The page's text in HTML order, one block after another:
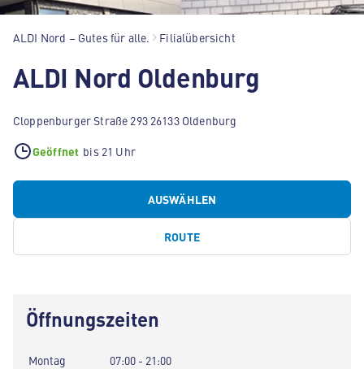
ALDI Nord – Gutes für alle. Filialübersicht
ALDI Nord Oldenburg
Cloppenburger Straße 293 26133 Oldenburg
Geöffnet bis 21 Uhr
AUSWÄHLEN
ROUTE
Öffnungszeiten
Montag
07:00 - 21:00